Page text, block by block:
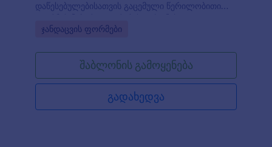
დაწესებულებისათვის გაცემული წერილობითი
გამოყენებისათვის. ფორმა შესაბამისად
ჯანდაცვის დაწესებულებას შეუძლია გაიგოს
აკმაყოფილებს თუ არა პაციენტის გრიპის
ვაქცინის მიღების მოთხოვნებს. გრიპის
ვაქცინაციის თანხმობის ფორმა არის მარტივი ვებ-
ფორმა, რომლის გამოყენებაც შეუძლია
Go to Category:
ჯანდაცვის ფორმები
შაბლონის გამოყენება
გადახედვა